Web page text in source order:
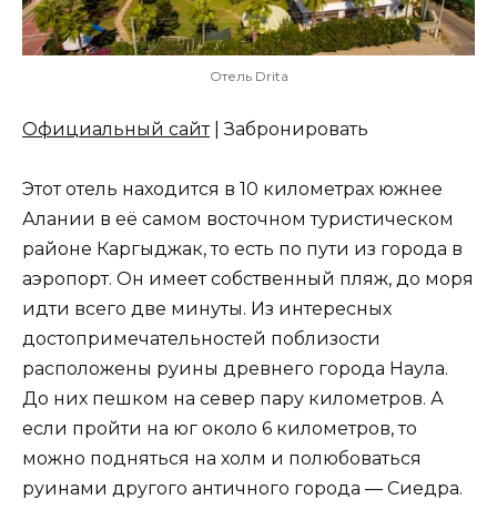
Отель Drita
Официальный сайт| Забронировать
Этот отель находится в 10 километрах южнее
Алании в её самом восточном туристическом
районе Каргыджак, то есть по пути из города в
аэропорт. Он имеет собственный пляж, до моря
идти всего две минуты. Из интересных
достопримечательностей поблизости
расположены руины древнего города Наула.
До них пешком на север пару километров. А
если пройти на юг около 6 километров, то
можно подняться на холм и полюбоваться
руинами другого античного города — Сиедра.